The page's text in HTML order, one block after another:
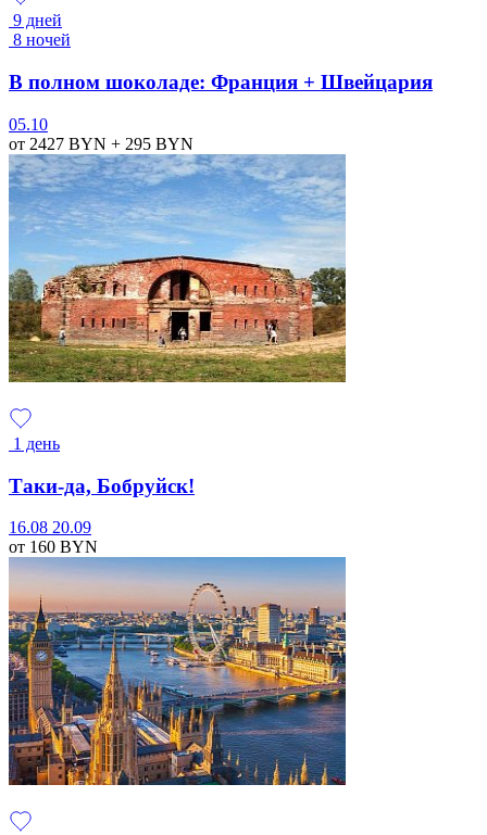
9 дней
8 ночей
В полном шоколаде: Франция + Швейцария
05.10
от 2427 BYN + 295 BYN
1 день
Таки-да, Бобруйск!
16.08 20.09
от 160 BYN